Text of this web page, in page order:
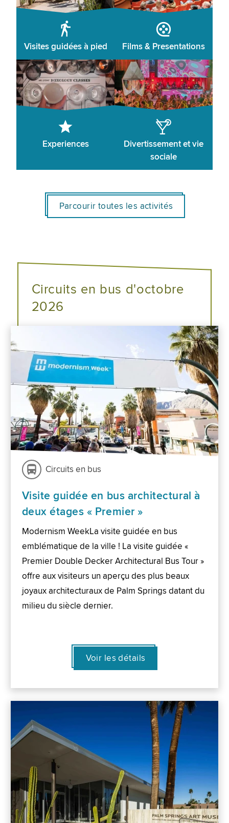
Visites guidées à pied Films & Presentations
Experiences
Divertissement et vie
sociale
Parcourir toutes les activités
Circuits en bus d'octobre
2026
Circuits en bus
Visite guidée en bus architectural à
deux étages « Premier »
Modernism WeekLa visite guidée en bus
emblématique de la ville ! La visite guidée «
Premier Double Decker Architectural Bus Tour »
offre aux visiteurs un aperçu des plus beaux
joyaux architecturaux de Palm Springs datant du
milieu du siècle dernier.
Voir les détails